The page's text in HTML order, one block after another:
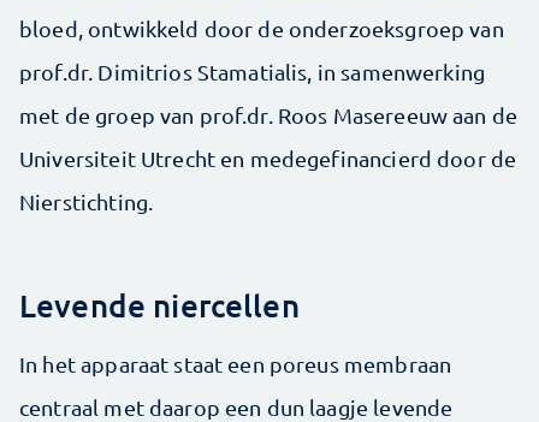
bloed, ontwikkeld door de onderzoeksgroep van
prof.dr. Dimitrios Stamatialis, in samenwerking
met de groep van prof.dr. Roos Masereeuw aan de
Universiteit Utrecht en medegefinancierd door de
Nierstichting.
Levende niercellen
In het apparaat staat een poreus membraan
centraal met daarop een dun laagje levende